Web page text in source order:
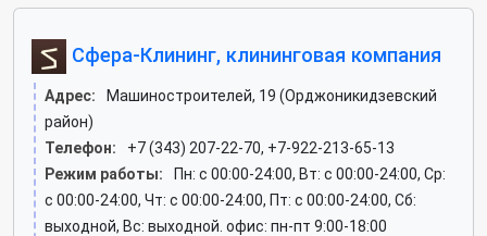
Сфера-Клининг, клининговая компания
Адрес:
Машиностроителей, 19 (Орджоникидзевский
район)
Телефон:
+7 (343) 207-22-70, +7-922-213-65-13
Режим работы:
Пн: c 00:00-24:00, Вт: c 00:00-24:00, Ср:
c 00:00-24:00, Чт: c 00:00-24:00, Пт: c 00:00-24:00, Сб:
выходной, Вс: выходной. офис: пн-пт 9:00-18:00